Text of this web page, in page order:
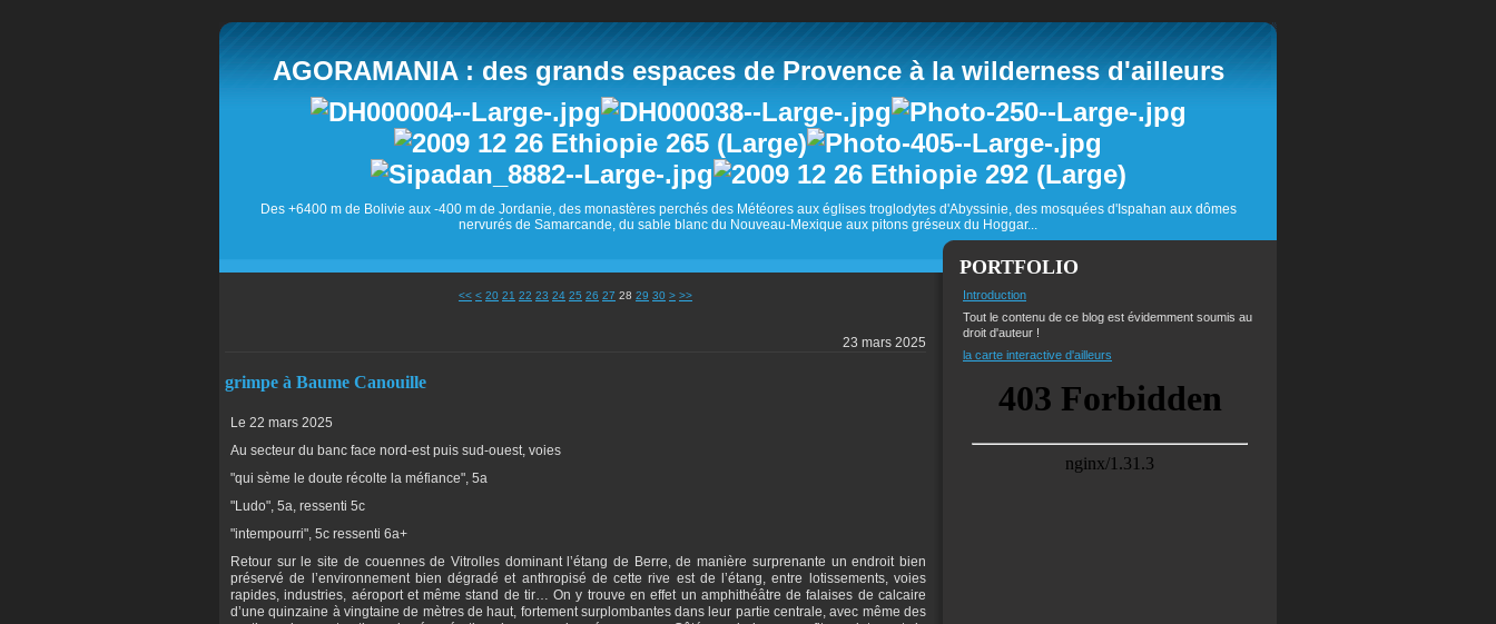
AGORAMANIA : des grands espaces de Provence à la wilderness d'ailleurs
Des +6400 m de Bolivie aux -400 m de Jordanie, des monastères perchés des Météores aux églises troglodytes d'Abyssinie, des mosquées d'Ispahan aux dômes
nervurés de Samarcande, du sable blanc du Nouveau-Mexique aux pitons gréseux du Hoggar...
<< < 10
20 21 22 23 24 25 26 27 28 29 30 40
50
60
70
80
90
100
200
> >>
23 mars 2025
grimpe à Baume Canouille
Le 22 mars 2025
Au secteur du banc face nord-est puis sud-ouest, voies
"qui sème le doute récolte la méfiance", 5a
"Ludo", 5a, ressenti 5c
"intempourri", 5c ressenti 6a+
Retour sur le site de couennes de Vitrolles dominant l’étang de Berre, de manière surprenante un endroit bien
préservé de l’environnement bien dégradé et anthropisé de cette rive est de l’étang, entre lotissements, voies
rapides, industries, aéroport et même stand de tir… On y trouve en effet un amphithéâtre de falaises de calcaire
d’une quinzaine à vingtaine de mètres de haut, fortement surplombantes dans leur partie centrale, avec même des
PORTFOLIO
Introduction
Tout le contenu de ce blog est évidemment soumis au
droit d'auteur !
la carte interactive d'ailleurs